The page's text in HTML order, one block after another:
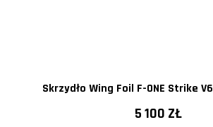
Skrzydło Wing Foil F-ONE Strike
5 100 ZŁ